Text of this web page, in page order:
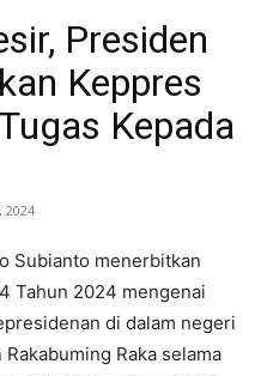
Presiden
Keppres
Kepada
2024
Subianto menerbitkan
Tahun 2024 mengenai
di dalam negeri
Raka selama